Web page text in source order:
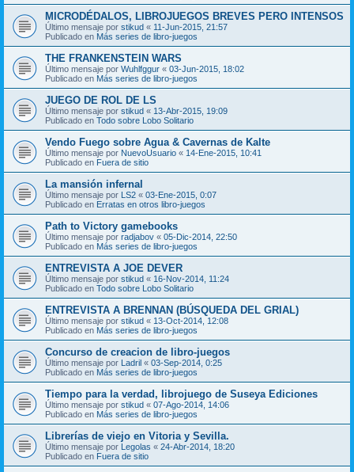
MICRODÉDALOS, LIBROJUEGOS BREVES PERO INTENSOS
Último mensaje por stikud « 11-Jun-2015, 21:57
Publicado en Más series de libro-juegos
THE FRANKENSTEIN WARS
Último mensaje por Wuhlfggur « 03-Jun-2015, 18:02
Publicado en Más series de libro-juegos
JUEGO DE ROL DE LS
Último mensaje por stikud « 13-Abr-2015, 19:09
Publicado en Todo sobre Lobo Solitario
Vendo Fuego sobre Agua & Cavernas de Kalte
Último mensaje por NuevoUsuario « 14-Ene-2015, 10:41
Publicado en Fuera de sitio
La mansión infernal
Último mensaje por LS2 « 03-Ene-2015, 0:07
Publicado en Erratas en otros libro-juegos
Path to Victory gamebooks
Último mensaje por radjabov « 05-Dic-2014, 22:50
Publicado en Más series de libro-juegos
ENTREVISTA A JOE DEVER
Último mensaje por stikud « 16-Nov-2014, 11:24
Publicado en Todo sobre Lobo Solitario
ENTREVISTA A BRENNAN (BÚSQUEDA DEL GRIAL)
Último mensaje por stikud « 13-Oct-2014, 12:08
Publicado en Más series de libro-juegos
Concurso de creacion de libro-juegos
Último mensaje por Ladril « 03-Sep-2014, 0:25
Publicado en Más series de libro-juegos
Tiempo para la verdad, librojuego de Suseya Ediciones
Último mensaje por stikud « 07-Ago-2014, 14:06
Publicado en Más series de libro-juegos
Librerías de viejo en Vitoria y Sevilla.
Último mensaje por Legolas « 24-Abr-2014, 18:20
Publicado en Fuera de sitio